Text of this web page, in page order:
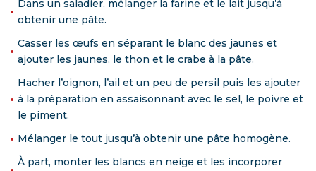
Dans un saladier, mélanger la farine et le lait jusqu’à
obtenir une pâte.
Casser les œufs en séparant le blanc des jaunes et
ajouter les jaunes, le thon et le crabe à la pâte.
Hacher l’oignon, l’ail et un peu de persil puis les ajouter
à la préparation en assaisonnant avec le sel, le poivre et
le piment.
Mélanger le tout jusqu’à obtenir une pâte homogène.
À part, monter les blancs en neige et les incorporer